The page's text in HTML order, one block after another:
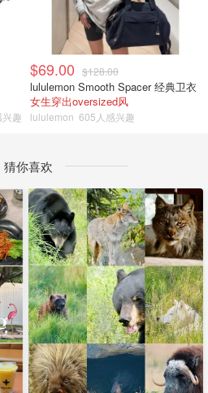
趣
$69.00 $128.00
lululemon Smooth Spacer 经典卫衣
女生穿出oversized风
lululemon 605人感兴趣
猜你喜欢